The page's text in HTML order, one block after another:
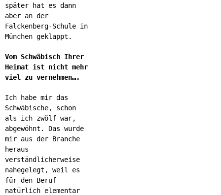
später hat es dann
aber an der
Falckenberg-Schule in
München geklappt.
Vom Schwäbisch Ihrer
Heimat ist nicht mehr
viel zu vernehmen….
Ich habe mir das
Schwäbische, schon
als ich zwölf war,
abgewöhnt. Das wurde
mir aus der Branche
heraus
verständlicherweise
nahegelegt, weil es
für den Beruf
natürlich elementar